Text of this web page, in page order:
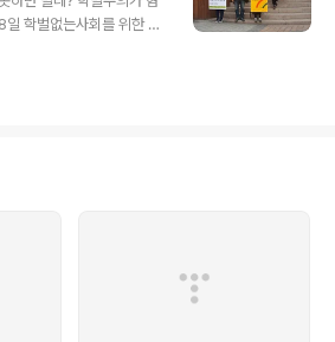
학벌없는사회를 위한 광